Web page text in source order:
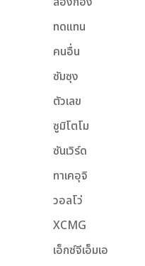
ทดแทน
คนอื่น
ซัมซุง
ตัวเลข
ซูมิโตโม
ซันเวิร์ด
ทาเคอุจิ
วอลโว่
XCMG
เอ็กซ์จีเอ็มเอ